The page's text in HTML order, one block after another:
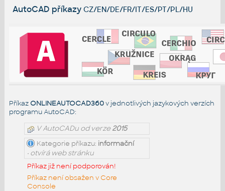
AutoCAD příkazy CZ/EN/DE/FR/IT/ES/PT/PL/HU
Příkaz ONLINEAUTOCAD360v jednotlivých jazykových verzích
programu AutoCAD:
V AutoCADu od verze2015
Kategorie příkazu: informační
• otvírá web stránku
Příkaz již není podporován!
Příkaz není obsažen v Core
Console